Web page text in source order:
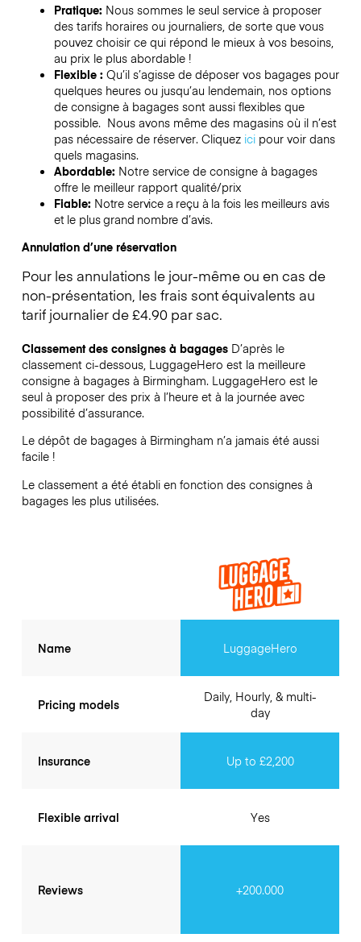
Pratique: Nous sommes le seul service à proposer
des tarifs horaires ou journaliers, de sorte que vous
pouvez choisir ce qui répond le mieux à vos besoins,
au prix le plus abordable !
Flexible : Qu’il s’agisse de déposer vos bagages pour
quelques heures ou jusqu’au lendemain, nos options
de consigne à bagages sont aussi flexibles que
possible. Nous avons même des magasins où il n’est
pas nécessaire de réserver. Cliquez icipour voir dans
quels magasins.
Abordable: Notre service de consigne à bagages
offre le meilleur rapport qualité/prix
Fiable: Notre service a reçu à la fois les meilleurs avis
et le plus grand nombre d’avis.
Annulation d’une réservation
Pour les annulations le jour-même ou en cas de
non-présentation, les frais sont équivalents au
tarif journalier de £4.90 par sac.
Classement des consignes à bagages D’après le
classement ci-dessous, LuggageHero est la meilleure
consigne à bagages à Birmingham. LuggageHero est le
seul à proposer des prix à l’heure et à la journée avec
possibilité d’assurance.
Le dépôt de bagages à Birmingham n’a jamais été aussi
facile !
Le classement a été établi en fonction des consignes à
bagages les plus utilisées.
Name
Pricing models
Insurance
Flexible arrival
Reviews
LuggageHero
Daily, Hourly, & multi-
day
Up to £2,200
Yes
+200.000